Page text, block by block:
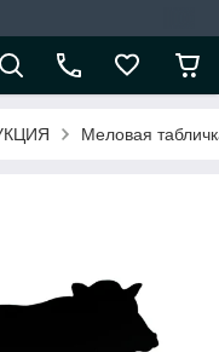
Меловая